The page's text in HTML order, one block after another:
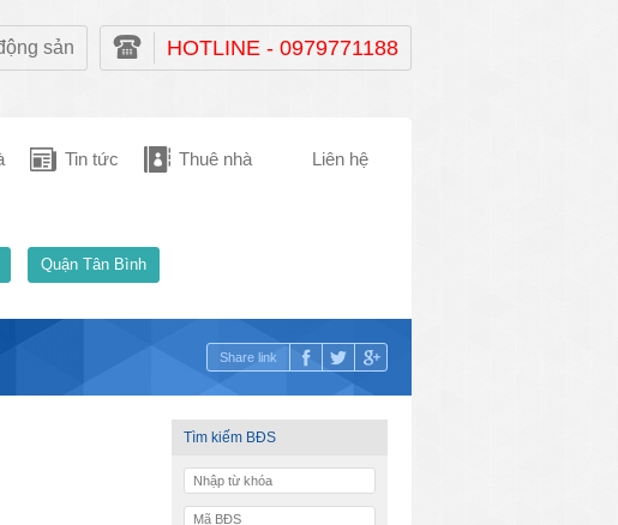
sản HOTLINE - 0979771188
Tin tức Thuê nhà Liên hệ
Quận Tân Bình
Share link
Tìm kiếm BĐS